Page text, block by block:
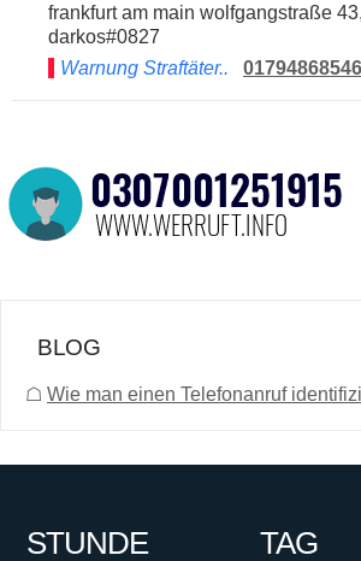
frankfurt am main wolfgangstraße
darkos#0827
Warnung Straftäter..
01794868546
BLOG
☖ Wie man einen Telefonanruf
STUNDE TAG